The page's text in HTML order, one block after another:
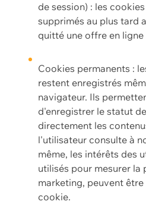
de session) : les
supprimés au plus tard
quitté une offre en
Cookies permanents :
restent enregistrés
navigateur. Ils
d'enregistrer le statut
directement les
l'utilisateur consulte à
même, les intérêts des
utilisés pour mesurer la
marketing, peuvent
cookie.